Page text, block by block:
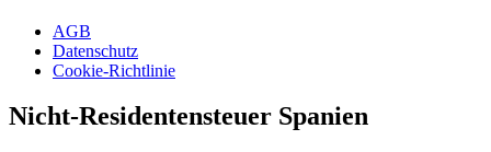
AGB
Datenschutz
Cookie-Richtlinie
Nicht-Residentensteuer Spanien